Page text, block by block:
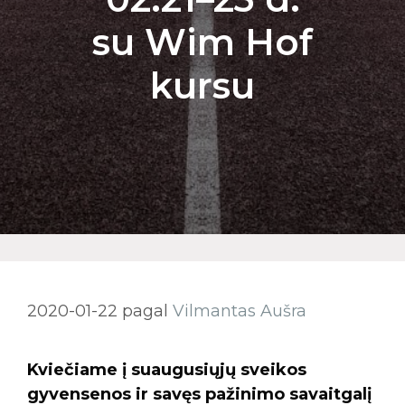
su Wim Hof
kursu
2020-01-22 pagal Vilmantas Aušra
Kviečiame į suaugusiųjų sveikos
gyvensenos ir savęs pažinimo savaitgalį